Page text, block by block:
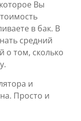
Вы
в бак. В
средний
о том, сколько
и
Просто и